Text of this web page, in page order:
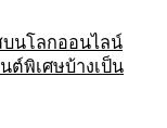
บนโลกออนไลน์
ต์พิเศษบ้างเป็น